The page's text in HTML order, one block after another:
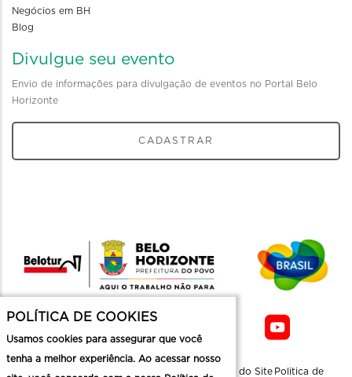
Negócios em BH
Blog
Divulgue seu evento
Envio de informações para divulgação de eventos no Portal Belo
Horizonte
CADASTRAR
Mapa do Site Politica de
POLÍTICA DE COOKIES
Usamos cookies para assegurar que você
tenha a melhor experiência. Ao acessar nosso